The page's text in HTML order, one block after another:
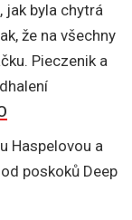
jak byla chytrá
že na všechny
Pieczenik a
Haspelovou a
poskoků Deep